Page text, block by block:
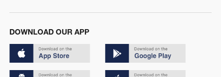
DOWNLOAD OUR APP